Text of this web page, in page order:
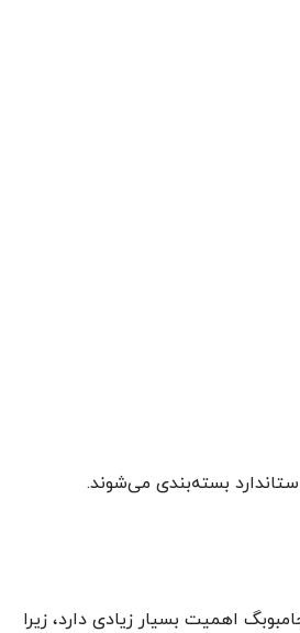
بسته‌بندی می‌شوند.
اهمیت بسیار زیادی دارد، زیرا